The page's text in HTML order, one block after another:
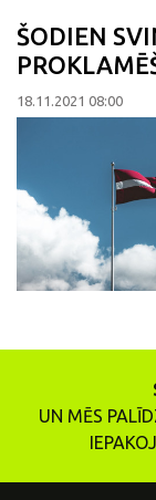
ŠODIEN
18.11.2021 08:00
UN MĒS